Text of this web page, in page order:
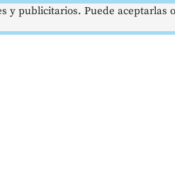
y publicitarios. Puede aceptarlas